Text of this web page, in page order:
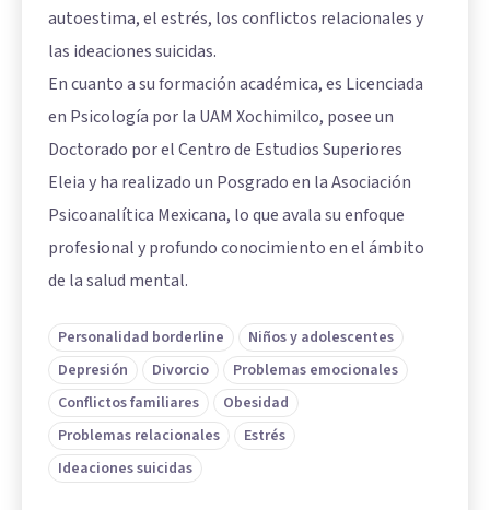
autoestima, el estrés, los conflictos relacionales y
las ideaciones suicidas.
En cuanto a su formación académica, es Licenciada
en Psicología por la UAM Xochimilco, posee un
Doctorado por el Centro de Estudios Superiores
Eleia y ha realizado un Posgrado en la Asociación
Psicoanalítica Mexicana, lo que avala su enfoque
profesional y profundo conocimiento en el ámbito
de la salud mental.
Personalidad borderline
Niños y adolescentes
Depresión
Divorcio
Problemas emocionales
Conflictos familiares
Obesidad
Problemas relacionales
Estrés
Ideaciones suicidas